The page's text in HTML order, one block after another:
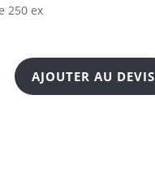
250 ex
AJOUTER AU DEVIS